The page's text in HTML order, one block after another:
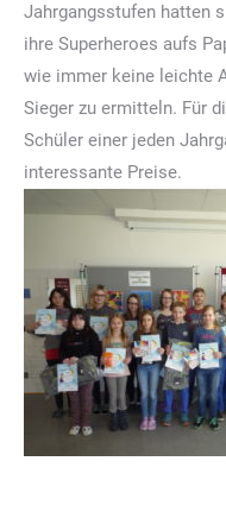
Jahrgangsstufen hatten
ihre Superheroes aufs
wie immer keine leichte
Sieger zu ermitteln. Für
Schüler einer jeden
interessante Preise.